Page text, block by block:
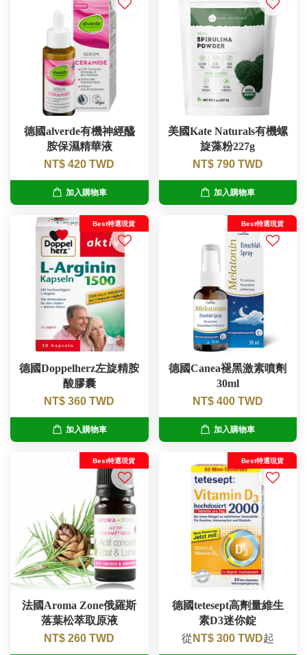
德國alverde有機神經醯
胺保濕精華液
NT$ 420 TWD
加入購物車
美國Kate Naturals有機螺
旋藻粉227g
NT$ 790 TWD
加入購物車
Best特選現貨
德國Doppelherz左旋精胺
酸膠囊
NT$ 360 TWD
加入購物車
Best特選現貨
德國Canea褪黑激素噴劑
30ml
NT$ 400 TWD
加入購物車
Best特選現貨
法國Aroma Zone俄羅斯
落葉松萃取原液
NT$ 260 TWD
Best特選現貨
德國tetesept高劑量維生
素D3迷你錠
從 NT$ 300 TWD起